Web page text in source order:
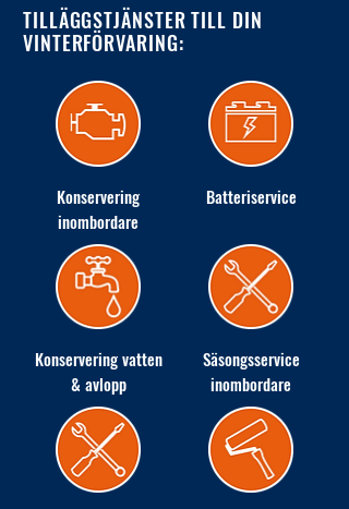
TILLÄGGSTJÄNSTER TILL DIN
VINTERFÖRVARING:
Konservering
inombordare
Batteriservice
Konservering vatten
& avlopp
Säsongsservice
inombordare